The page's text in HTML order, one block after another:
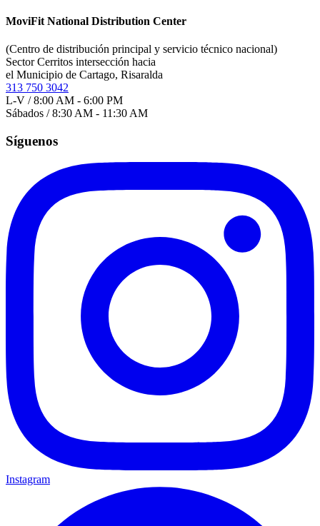
MoviFit National Distribution Center
(Centro de distribución principal y servicio técnico nacional)
Sector Cerritos intersección hacia
el Municipio de Cartago, Risaralda
313 750 3042
L-V / 8:00 AM - 6:00 PM
Sábados / 8:30 AM - 11:30 AM
Síguenos
Instagram